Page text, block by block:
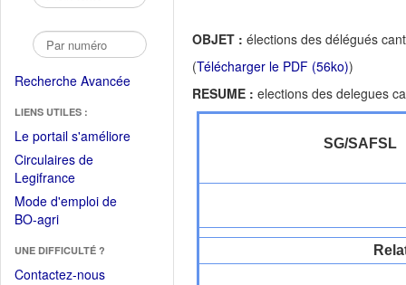
Recherche Avancée
LIENS UTILES :
Le portail s'améliore(Fichier
Circulaires de
Legifrance(Ouvrir
dans
une
fenêtre)
Mode d'emploi de
BO-agri(Ouvrir
une
nouvelle
UNE DIFFICULTÉ ?
Contactez-nous
OBJET : élections des délégués
(Télécharger le PDF (56ko))
RESUME : elections des delegues
SG/SAFSL